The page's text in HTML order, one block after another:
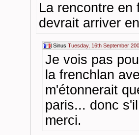
La rencontre en
devrait arriver
Sinus Tuesday, 16th September
Je vois pas
la frenchlan
m'étonnerait
paris... donc
merci.